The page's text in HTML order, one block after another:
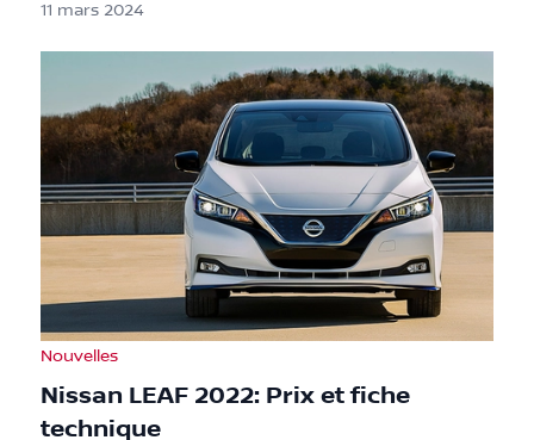
11 mars 2024
Nouvelles
Nissan LEAF 2022: Prix et fiche
technique